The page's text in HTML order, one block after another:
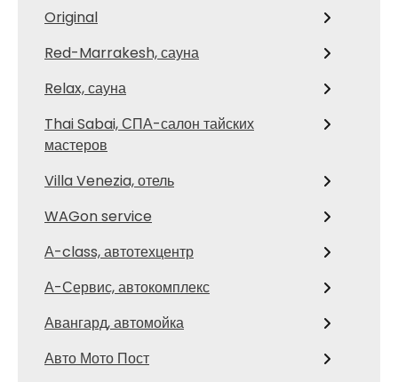
Original
Red-Marrakesh, сауна
Relax, сауна
Thai Sabai, СПА-салон тайских
мастеров
Villa Venezia, отель
WAGon service
А-class, автотехцентр
А-Сервис, автокомплекс
Авангард, автомойка
Авто Мото Пост